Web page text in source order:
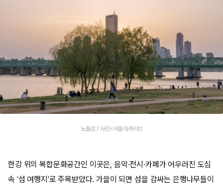
노들섬 / 사진=서울아카이브
한강 위의 복합문화공간인 이곳은, 음악·전시·카페가 어우러진 도심
속 ‘섬 여행지’로 주목받았다. 가을이 되면 섬을 감싸는 은행나무들이